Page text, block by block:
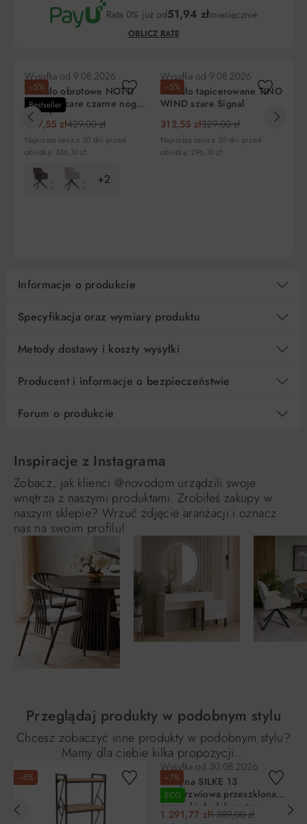
Rata 0% już od51,94 złmiesięcznie
OBLICZ RATĘ
Liczba
rat
RRSO Do
zapłaty
5
Pośrednik kredytowy i organizacje finansujące
−5%
Bestseller
Wysyłka od 9.08.2026
Krzesło obrotowe NOTTI
BREGO szare czarne nogi
Signal
407,55 zł429,00 zł
Najniższa cena z 30 dni przed
obniżką: 386,10 zł
+2
−5%
Wysyłka od 9.08.2026
Krzesło tapicerowane TINO
WIND szare Signal
312,55 zł329,00 zł
Najniższa cena z 30 dni przed
obniżką: 296,10 zł
Informacje o produkcie
Specyfikacja oraz wymiary produktu
Metody dostawy i koszty wysyłki
Producent i informacje o bezpieczeństwie
Forum o produkcie
Inspiracje z Instagrama
Zobacz, jak klienci @novodom urządzili swoje
wnętrza z naszymi produktami. Zrobiłeś zakupy w
naszym sklepie? Wrzuć zdjęcie aranżacji i oznacz
nas na swoim profilu!
Przeglądaj produkty w podobnym stylu
Chcesz zobaczyć inne produkty w podobnym stylu?
Mamy dla ciebie kilka propozycji…
−5%
−7%
ECO
Wysyłka od 30.08.2026
Witryna SILKE 13
dwudrzwiowa przeszklona
prawa biały dąb wotan
207x80x40cm
1 291,77 zł1 389,00 zł